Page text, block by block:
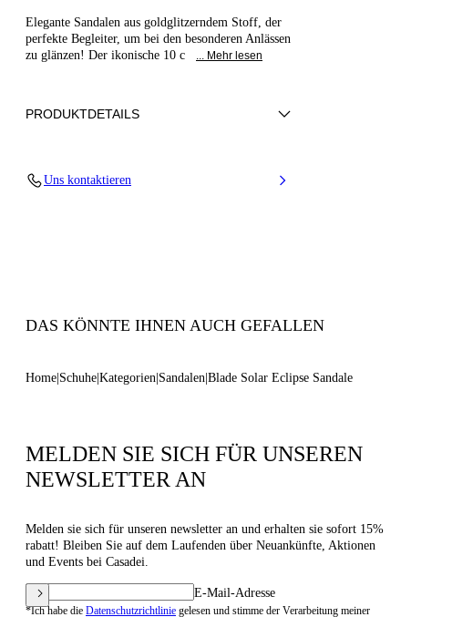
Elegante Sandalen aus goldglitzerndem Stoff, der
perfekte Begleiter, um bei den besonderen Anlässen
zu glänzen! Der ikonische 10 c
... Mehr lesen
PRODUKTDETAILS
Überdruck
Code: 1L413B100MC26271200
Uns kontaktieren
DAS KÖNNTE IHNEN AUCH GEFALLEN
Home Schuhe Kategorien Sandalen Blade Solar Eclipse Sandale
MELDEN SIE SICH FÜR UNSEREN
NEWSLETTER AN
Melden sie sich für unseren newsletter an und erhalten sie sofort 15%
rabatt! Bleiben Sie auf dem Laufenden über Neuankünfte, Aktionen
und Events bei Casadei.
E-Mail-Adresse
*Ich habe die Datenschutzrichtlinie gelesen und stimme der Verarbeitung meiner